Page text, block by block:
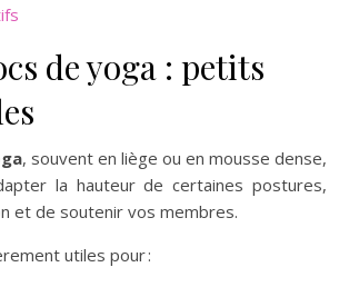
de yoga : petits
, souvent en liège ou en mousse dense,
la hauteur de certaines postures,
et de soutenir vos membres.
utiles pour :